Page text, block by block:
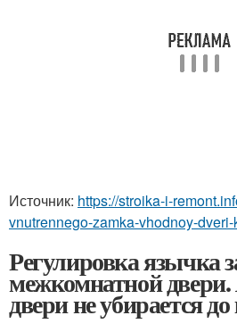
Источник: https://stroika-i-
vnutrennego-zamka-vhodnoy-
Регулировка язычка
межкомнатной
двери не убирается